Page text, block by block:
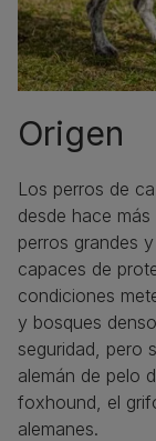
Origen
Los perros de
desde hace
perros grandes
capaces de
condiciones
y bosques
seguridad, pero
alemán de pelo
foxhound, el
alemanes.